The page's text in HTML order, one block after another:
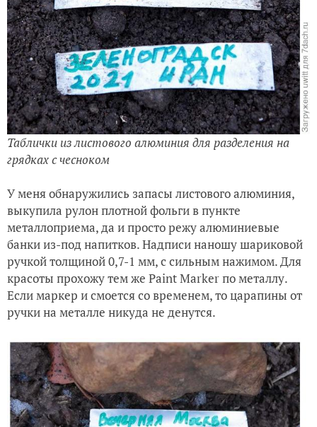
Таблички из листового алюминия для разделения на
грядках с чесноком
У меня обнаружились запасы листового алюминия,
выкупила рулон плотной фольги в пункте
металлоприема, да и просто режу алюминиевые
банки из-под напитков. Надписи наношу шариковой
ручкой толщиной 0,7-1 мм, с сильным нажимом. Для
красоты прохожу тем же Paint Marker по металлу.
Если маркер и смоется со временем, то царапины от
ручки на металле никуда не денутся.